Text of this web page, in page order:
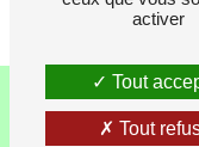
activer
Tout
Tout